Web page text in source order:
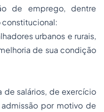
de emprego, dentre
constitucional:
urbanos e rurais,
de sua condição
salários, de exercício
por motivo de